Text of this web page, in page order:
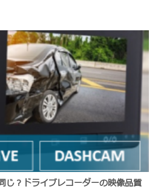
じ？ドライブレコーダーの映像品質